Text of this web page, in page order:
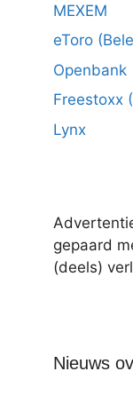
MEXEM
eToro
Openbank
Freestoxx
Lynx
gepaard
(deels)
Nieuws